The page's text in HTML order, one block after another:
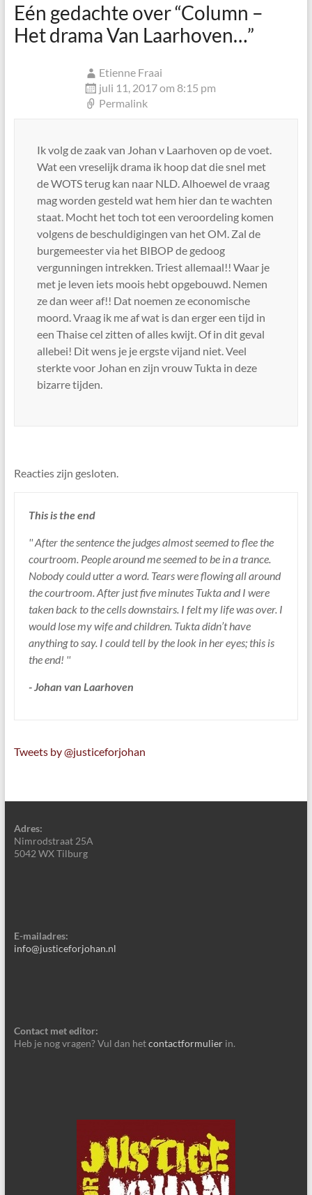
Eén gedachte over “Column –
Het drama Van Laarhoven…”
Etienne Fraai
juli 11, 2017 om 8:15 pm
Permalink
Ik volg de zaak van Johan v Laarhoven op de voet.
Wat een vreselijk drama ik hoop dat die snel met
de WOTS terug kan naar NLD. Alhoewel de vraag
mag worden gesteld wat hem hier dan te wachten
staat. Mocht het toch tot een veroordeling komen
volgens de beschuldigingen van het OM. Zal de
burgemeester via het BIBOP de gedoog
vergunningen intrekken. Triest allemaal!! Waar je
met je leven iets moois hebt opgebouwd. Nemen
ze dan weer af!! Dat noemen ze economische
moord. Vraag ik me af wat is dan erger een tijd in
een Thaise cel zitten of alles kwijt. Of in dit geval
allebei! Dit wens je je ergste vijand niet. Veel
sterkte voor Johan en zijn vrouw Tukta in deze
bizarre tijden.
Reacties zijn gesloten.
This is the end
'' After the sentence the judges almost seemed to flee the
courtroom. People around me seemed to be in a trance.
Nobody could utter a word. Tears were flowing all around
the courtroom. After just five minutes Tukta and I were
taken back to the cells downstairs. I felt my life was over. I
would lose my wife and children. Tukta didn’t have
anything to say. I could tell by the look in her eyes; this is
the end! ''
- Johan van Laarhoven
Tweets by @justiceforjohan
Adres:
Nimrodstraat 25A
5042 WX Tilburg
E-mailadres:
info@justiceforjohan.nl
Contact met editor:
Heb je nog vragen? Vul dan hetcontactformulierin.